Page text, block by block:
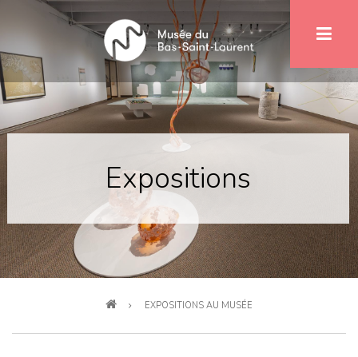
au
contenu
principal
Expositions
EXPOSITIONS AU MUSÉE